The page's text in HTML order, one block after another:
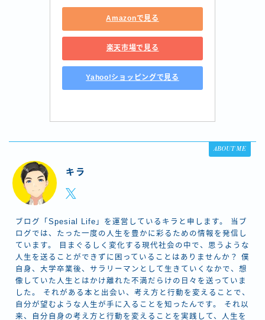
Amazonで見る
楽天市場で見る
Yahoo!ショッピングで見る
ABOUT ME
キラ
ブログ「Spesial Life」を運営しているキラと申します。 当ブ
ログでは、たった一度の人生を豊かに彩るための情報を発信し
ています。 目まぐるしく変化する現代社会の中で、思うような
人生を送ることができずに困っていることはありませんか？ 僕
自身、大学卒業後、サラリーマンとして生きていくなかで、想
像していた人生とはかけ離れた不満だらけの日々を送っていま
した。 それがある本と出会い、考え方と行動を変えることで、
自分が望むような人生が手に入ることを知ったんです。 それ以
来、自分自身の考え方と行動を変えることを実践して、人生を